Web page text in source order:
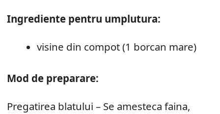
Ingrediente pentru umplutura:
visine din compot (1 borcan mare)
Mod de preparare:
Pregatirea blatului – Se amesteca faina,